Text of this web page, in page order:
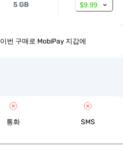
5 GB $9.99
이번 구매로 MobiPay 지갑에
통화 SMS